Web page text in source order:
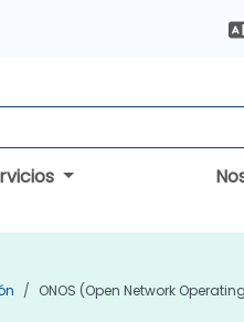
ONOS (Open Network